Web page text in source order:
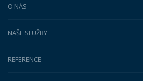
O NÁS
NAŠE SLUŽBY
REFERENCE